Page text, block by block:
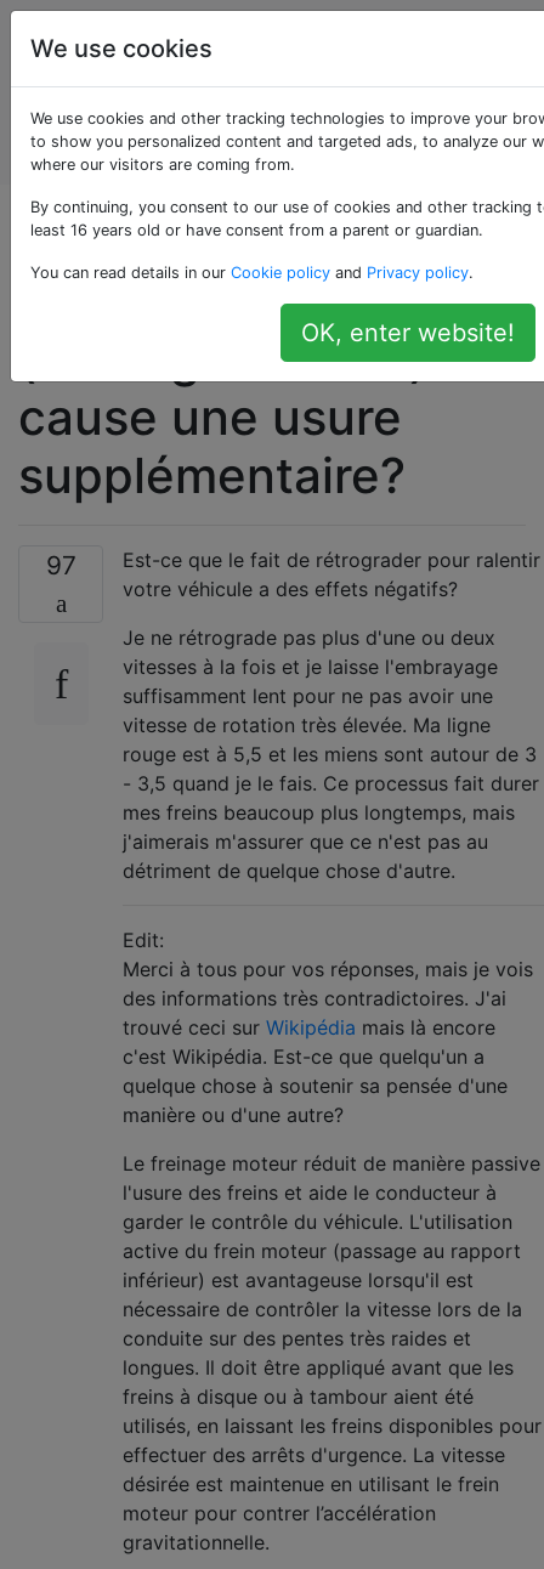
Entretien et
réparation
de
véhicules
automobiles
Account
Est-ce que le
rétrogradage
(freinage moteur)
cause une usure
supplémentaire?
97
Est-ce que le fait de rétrograder pour ralentir
votre véhicule a des effets négatifs?
Je ne rétrograde pas plus d'une ou deux
vitesses à la fois et je laisse l'embrayage
suffisamment lent pour ne pas avoir une
vitesse de rotation très élevée. Ma ligne
rouge est à 5,5 et les miens sont autour de 3
- 3,5 quand je le fais. Ce processus fait durer
mes freins beaucoup plus longtemps, mais
j'aimerais m'assurer que ce n'est pas au
détriment de quelque chose d'autre.
Edit:
Merci à tous pour vos réponses, mais je vois
des informations très contradictoires. J'ai
trouvé ceci sur Wikipédia mais là encore
c'est Wikipédia. Est-ce que quelqu'un a
quelque chose à soutenir sa pensée d'une
manière ou d'une autre?
Le freinage moteur réduit de manière passive
l'usure des freins et aide le conducteur à
garder le contrôle du véhicule. L'utilisation
active du frein moteur (passage au rapport
inférieur) est avantageuse lorsqu'il est
nécessaire de contrôler la vitesse lors de la
conduite sur des pentes très raides et
longues. Il doit être appliqué avant que les
freins à disque ou à tambour aient été
utilisés, en laissant les freins disponibles pour
effectuer des arrêts d'urgence. La vitesse
désirée est maintenue en utilisant le frein
moteur pour contrer l’accélération
gravitationnelle.
We use cookies
We use cookies and other tracking technologies to improve your
to show you personalized content and targeted ads, to analyze our
where our visitors are coming from.
By continuing, you consent to our use of cookies and other tracking
least 16 years old or have consent from a parent or guardian.
You can read details in our Cookie policy and Privacy policy.
OK, enter website!